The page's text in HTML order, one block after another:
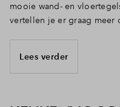
mooie wand- en
vertellen je er graag meer
Lees verder